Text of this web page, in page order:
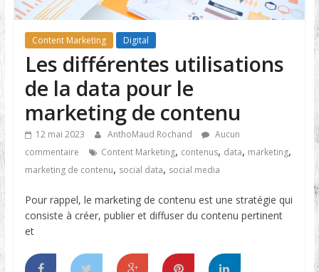
Content Marketing Digital
Les différentes utilisations
de la data pour le
marketing de contenu
12 mai 2023 AnthoMaud Rochand
Aucun
commentaire
Content Marketing, contenus, data, marketing,
marketing de contenu, social data, social media
Pour rappel, le marketing de contenu est une stratégie qui
consiste à créer, publier et diffuser du contenu pertinent
et